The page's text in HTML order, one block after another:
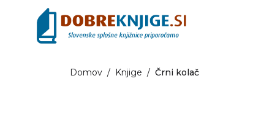
Domov / Knjige / Črni kolač